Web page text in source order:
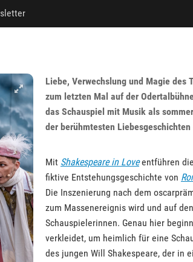
Liebe, Verwechslung und Magie
zum letzten Mal auf der
das Schauspiel mit Musik als
der berühmtesten Liebesgeschichten
Mit Shakespeare in Loveentführen
fiktive Entstehungsgeschichte von
Die Inszenierung nach dem
zum Massenereignis wird und auf
Schauspielerinnen. Genau hier
verkleidet, um heimlich für eine
des jungen Will Shakespeare, der in